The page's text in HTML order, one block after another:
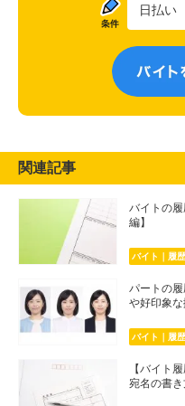
関連記事
バイトの
編】
バイト｜履
パートの
や好印象
バイト｜履
【バイト
宛名の書